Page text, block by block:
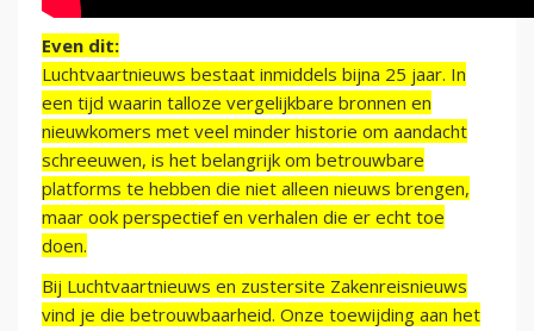
Even dit:
Luchtvaartnieuws bestaat inmiddels bijna 25 jaar. In
een tijd waarin talloze vergelijkbare bronnen en
nieuwkomers met veel minder historie om aandacht
schreeuwen, is het belangrijk om betrouwbare
platforms te hebben die niet alleen nieuws brengen,
maar ook perspectief en verhalen die er echt toe
doen.
Bij Luchtvaartnieuws en zustersite Zakenreisnieuws
vind je die betrouwbaarheid. Onze toewijding aan het